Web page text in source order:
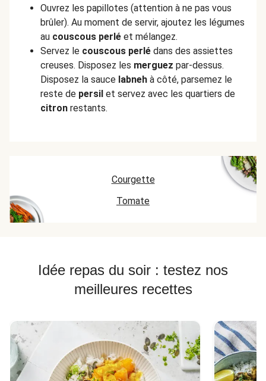
Ouvrez les papillotes (attention à ne pas vous
brûler). Au moment de servir, ajoutez les légumes
au couscous perlé et mélangez.
Servez le couscous perlé dans des assiettes
creuses. Disposez les merguez par-dessus.
Disposez la sauce labneh à côté, parsemez le
reste de persil et servez avec les quartiers de
citron restants.
Courgette
Tomate
Idée repas du soir : testez nos
meilleures recettes